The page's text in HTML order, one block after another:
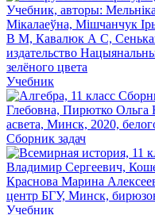
Учебник
Сборник задач
Учебник